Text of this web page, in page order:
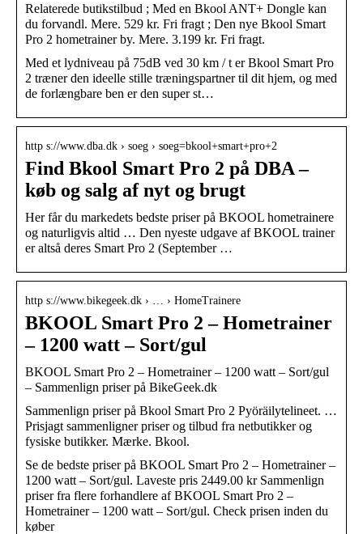
Relaterede butikstilbud ; Med en Bkool ANT+ Dongle kan
du forvandl. Mere. 529 kr. Fri fragt ; Den nye Bkool Smart
Pro 2 hometrainer by. Mere. 3.199 kr. Fri fragt.
Med et lydniveau på 75dB ved 30 km / t er Bkool Smart Pro
2 træner den ideelle stille træningspartner til dit hjem, og med
de forlængbare ben er den super st…
http s://www.dba.dk › soeg › soeg=bkool+smart+pro+2
Find Bkool Smart Pro 2 på DBA –
køb og salg af nyt og brugt
Her får du markedets bedste priser på BKOOL hometrainere
og naturligvis altid … Den nyeste udgave af BKOOL trainer
er altså deres Smart Pro 2 (September …
http s://www.bikegeek.dk › … › HomeTrainere
BKOOL Smart Pro 2 – Hometrainer
– 1200 watt – Sort/gul
BKOOL Smart Pro 2 – Hometrainer – 1200 watt – Sort/gul
– Sammenlign priser på BikeGeek.dk
Sammenlign priser på Bkool Smart Pro 2 Pyöräilytelineet. …
Prisjagt sammenligner priser og tilbud fra netbutikker og
fysiske butikker. Mærke. Bkool.
Se de bedste priser på BKOOL Smart Pro 2 – Hometrainer –
1200 watt – Sort/gul. Laveste pris 2449.00 kr Sammenlign
priser fra flere forhandlere af BKOOL Smart Pro 2 –
Hometrainer – 1200 watt – Sort/gul. Check prisen inden du
køber